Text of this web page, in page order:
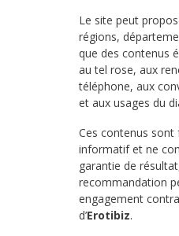
Le site peut
régions,
que des contenus
au tel rose, aux
téléphone, aux
et aux usages du
Ces contenus sont
informatif et ne
garantie de
recommandation
engagement
d’Erotibiz.